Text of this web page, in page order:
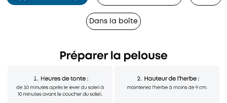
Dans la boîte